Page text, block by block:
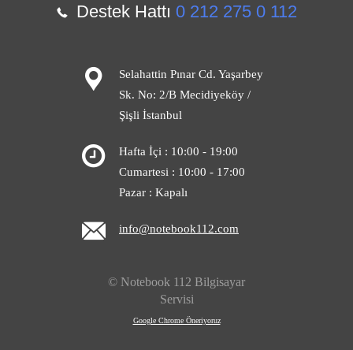
Destek Hattı 0 212 275 0 112
Selahattin Pınar Cd. Yaşarbey
Sk. No: 2/B Mecidiyeköy /
Şişli İstanbul
Hafta İçi : 10:00 - 19:00
Cumartesi : 10:00 - 17:00
Pazar : Kapalı
info@notebook112.com
© Notebook 112 Bilgisayar
Servisi
Google Chrome Öneriyoruz